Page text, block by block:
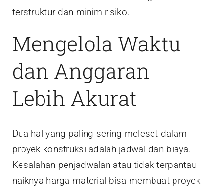
terstruktur dan minim risiko.
Mengelola Waktu
dan Anggaran
Lebih Akurat
Dua hal yang paling sering meleset dalam
proyek konstruksi adalah jadwal dan biaya.
Kesalahan penjadwalan atau tidak terpantau
naiknya harga material bisa membuat proyek